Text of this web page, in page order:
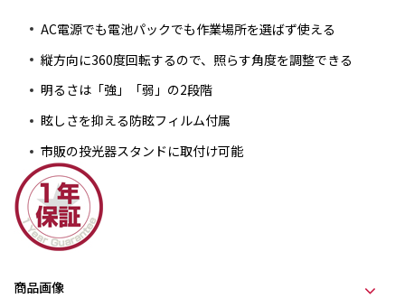
AC電源でも電池パックでも作業場所を選ばず使える
縦方向に360度回転するので、照らす角度を調整できる
明るさは「強」「弱」の2段階
眩しさを抑える防眩フィルム付属
市販の投光器スタンドに取付け可能
商品画像